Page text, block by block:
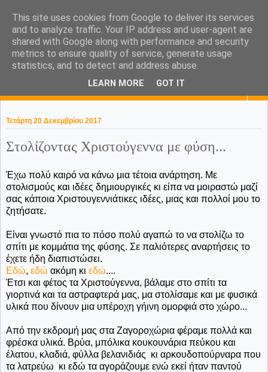
KaPa. Me without you...tea
without a biscuit!
Τετάρτη 20 Δεκεμβρίου 2017
Στολίζοντας Χριστούγεννα με φύση...
Έχω πολύ καιρό να κάνω μια τέτοια ανάρτηση. Με
στολισμούς και ιδέες δημιουργικές κι είπα να μοιραστώ μαζί
σας κάποια Χριστουγεννιάτικες ιδέες, μιας και πολλοί μου το
ζητήσατε.
Είναι γνωστό πια το πόσο πολύ αγαπώ το να στολίζω το
σπίτι με κομμάτια της φύσης. Σε παλιότερες αναρτήσεις το
έχετε ήδη διαπιστώσει.
Εδώ, εδώ ακόμη κι εδώ....
Έτσι και φέτος τα Χριστούγεννα, βάλαμε στο σπίτι τα
γιορτινά και τα αστραφτερά μας, μα στολίσαμε και με φυσικά
υλικά που δίνουν μια υπέροχη γήινη ομορφιά στο χώρο...
Από την εκδρομή μας στα Ζαγοροχώρια φέραμε πολλά και
φρέσκα υλικά. Βρύα, μπόλικα κουκουνάρια πεύκου και
έλατου, κλαδιά, φύλλα βελανιδιάς κι αρκουδοπούρναρα που
τα λατρεύω κι εδώ τα αγοράζουμε ενώ εκεί ήταν παντού
This site uses cookies from Google to deliver its services
and to analyze traffic. Your IP address and user-agent are
shared with Google along with performance and security
metrics to ensure quality of service, generate usage
statistics, and to detect and address abuse.
LEARN MORE GOT IT